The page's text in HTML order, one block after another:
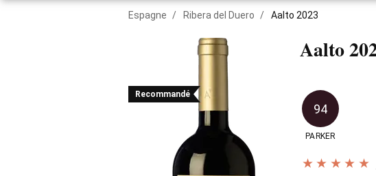
Espagne / Ribera del Duero / Aalto 2023
Recommandé
Aalto
94
PARKER